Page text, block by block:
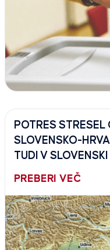
POTRES
SLOVENSKO-
TUDI V SLOVENSKI
PREBERI VEČ